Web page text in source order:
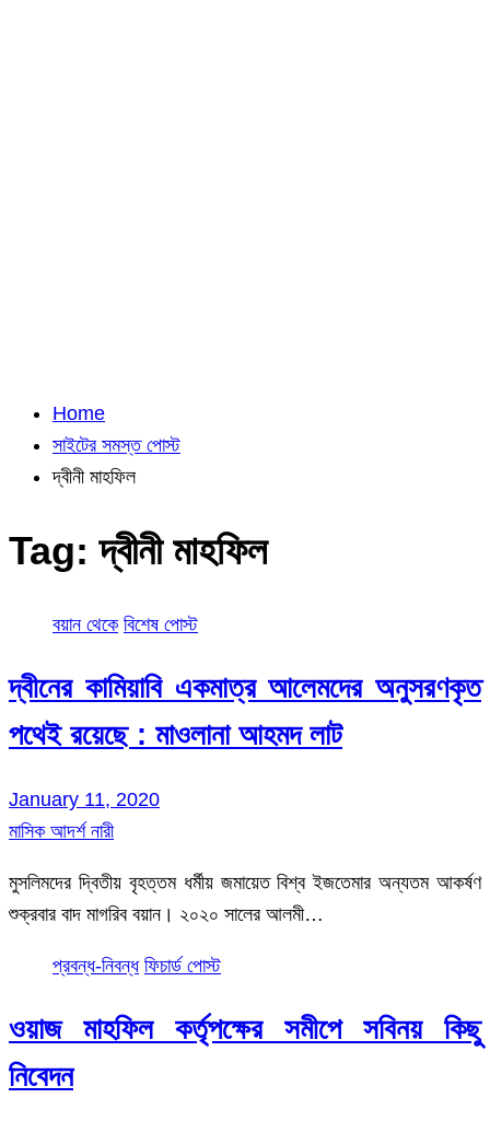
Home
সাইটের সমস্ত পোস্ট
দ্বীনী মাহফিল
Tag:দ্বীনী মাহফিল
বয়ান থেকে বিশেষ পোস্ট
দ্বীনের কামিয়াবি একমাত্র আলেমদের অনুসরণকৃত
পথেই রয়েছে : মাওলানা আহমদ লাট
January 11, 2020
মাসিক আদর্শ নারী
মুসলিমদের দ্বিতীয় বৃহত্তম ধর্মীয় জমায়েত বিশ্ব ইজতেমার অন্যতম আকর্ষণ
শুক্রবার বাদ মাগরিব বয়ান। ২০২০ সালের আলমী…
প্রবন্ধ-নিবন্ধ ফিচার্ড পোস্ট
ওয়াজ মাহফিল কর্তৃপক্ষের সমীপে সবিনয় কিছু
নিবেদন